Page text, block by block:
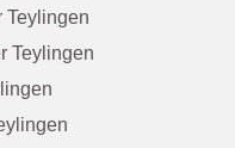
Teylingen
Teylingen